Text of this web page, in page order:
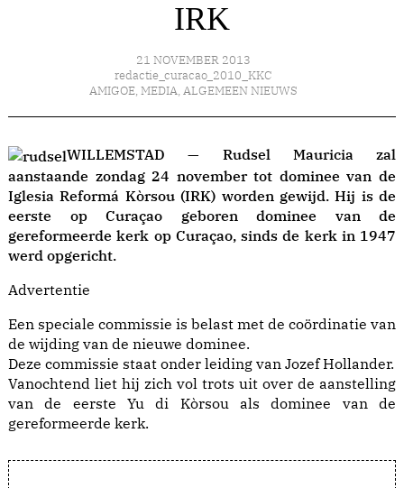
IRK
21 NOVEMBER 2013
redactie_curacao_2010_KKC
AMIGOE, MEDIA, ALGEMEEN NIEUWS
WILLEMSTAD — Rudsel Mauricia zal
aanstaande zondag 24 november tot dominee van de
Iglesia Reformá Kòrsou (IRK) worden gewijd. Hij is de
eerste op Curaçao geboren dominee van de
gereformeerde kerk op Curaçao, sinds de kerk in 1947
werd opgericht.
Advertentie
Een speciale commissie is belast met de coördinatie van
de wijding van de nieuwe dominee.
Deze commissie staat onder leiding van Jozef Hollander.
Vanochtend liet hij zich vol trots uit over de aanstelling
van de eerste Yu di Kòrsou als dominee van de
gereformeerde kerk.